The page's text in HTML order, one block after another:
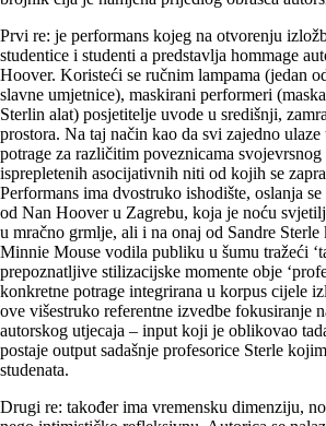
Prvi re: je performans kojeg na otvorenju
studentice i studenti a predstavlja hommage
Hoover. Koristeći se ručnim lampama (jedan
slavne umjetnice), maskirani performeri
Sterlin alat) posjetitelje uvode u središnji,
prostora. Na taj način kao da svi zajedno
potrage za različitim poveznicama
isprepletenih asocijativnih niti od kojih se
Performans ima dvostruko ishodište, oslanja se
od Nan Hoover u Zagrebu, koja je noću
u mračno grmlje, ali i na onaj od Sandre Sterle
Minnie Mouse vodila publiku u šumu tražeći
prepoznatljive stilizacijske momente obje
konkretne potrage integrirana u korpus cijele
ove višestruko referentne izvedbe fokusiranje
autorskog utjecaja – input koji je oblikovao
postaje output sadašnje profesorice Sterle
studenata.
Drugi re: također ima vremensku dimenziju,